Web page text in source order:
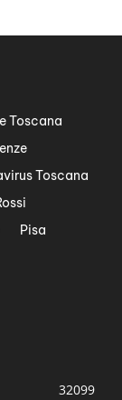
Toscana
Toscana
Pisa
32099